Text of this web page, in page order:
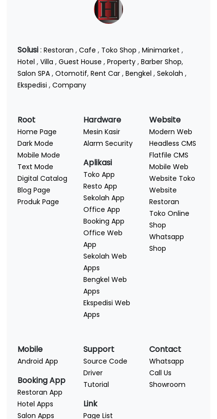
Solusi: Restoran , Cafe , Toko Shop , Minimarket ,
Hotel , Villa , Guest House , Property , Barber Shop,
Salon SPA , Otomotif, Rent Car , Bengkel , Sekolah ,
Ekspedisi , Company
Root
Home Page
Dark Mode
Mobile Mode
Text Mode
Digital Catalog
Blog Page
Produk Page
Hardware
Mesin Kasir
Alarm Security
Aplikasi
Toko App
Resto App
Sekolah App
Office App
Booking App
Office Web
App
Sekolah Web
Apps
Bengkel Web
Apps
Ekspedisi Web
Apps
Website
Modern Web
Headless CMS
Flatfile CMS
Mobile Web
Website Toko
Website
Restoran
Toko Online
Shop
Whatsapp
Shop
Mobile
Android App
Booking App
Restoran App
Hotel Apps
Salon Apps
Support
Source Code
Driver
Tutorial
Link
Page List
Contact
Whatsapp
Call Us
Showroom